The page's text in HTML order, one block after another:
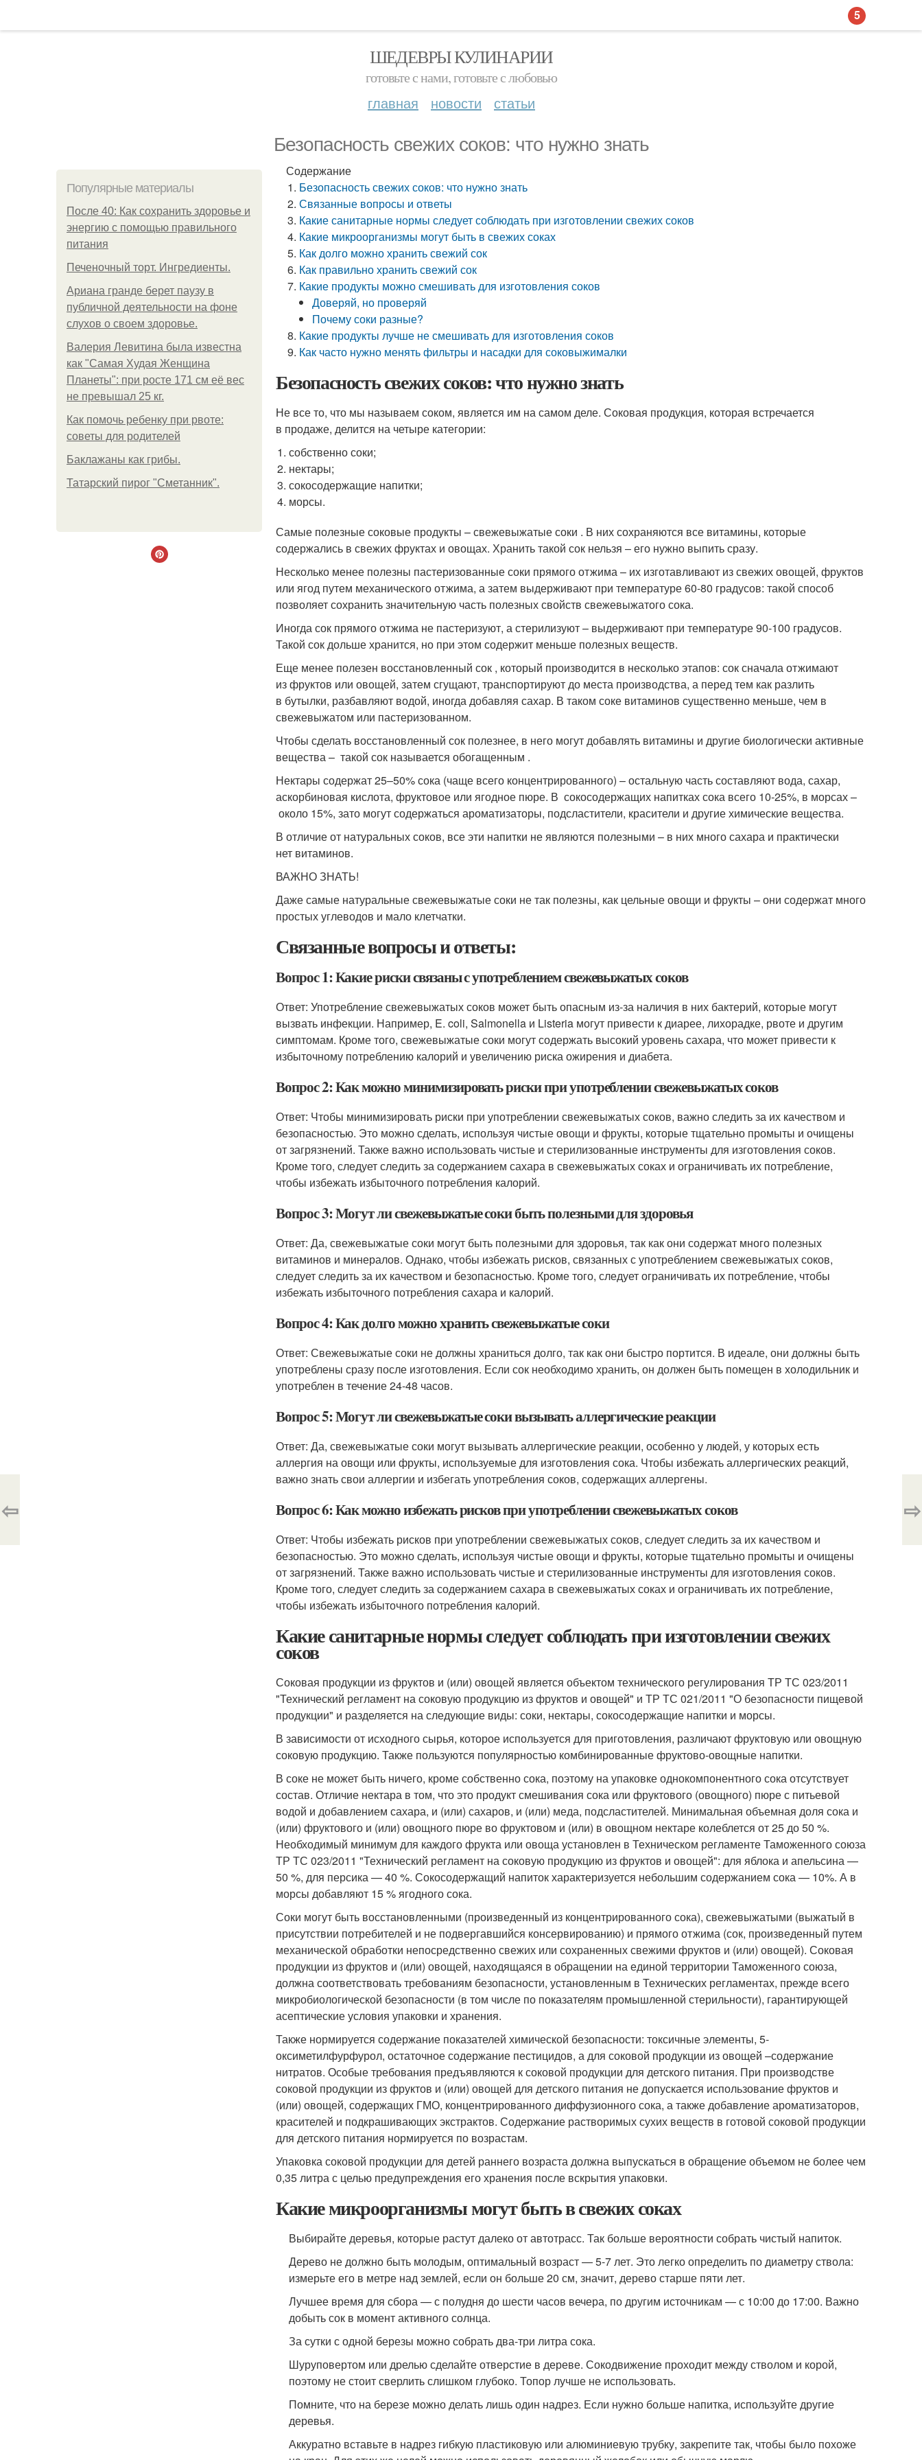
ШЕДЕВРЫ КУЛИНАРИИ
готовьте с нами, готовьте с любовью
главная новости статьи
Безопасность свежих соков: что нужно знать
Популярные материалы
После 40: Как сохранить здоровье и
энергию с помощью правильного
питания
Печеночный торт. Ингредиенты.
Ариана гранде берет паузу в
публичной деятельности на фоне
слухов о своем здоровье.
Валерия Левитина была известна
как "Самая Худая Женщина
Планеты": при росте 171 см её вес
не превышал 25 кг.
Как помочь ребенку при рвоте:
советы для родителей
Баклажаны как грибы.
Татарский пирог "Сметанник".
Содержание
Безопасность свежих соков: что нужно знать
Связанные вопросы и ответы
Какие санитарные нормы следует соблюдать при изготовлении свежих соков
Какие микроорганизмы могут быть в свежих соках
Как долго можно хранить свежий сок
Как правильно хранить свежий сок
Какие продукты можно смешивать для изготовления соков
Доверяй, но проверяй
Почему соки разные?
Какие продукты лучше не смешивать для изготовления соков
Как часто нужно менять фильтры и насадки для соковыжималки
Безопасность свежих соков: что нужно знать
Не все то, что мы называем соком, является им на самом деле. Соковая продукция, которая встречается
в продаже, делится на четыре категории:
собственно соки;
нектары;
сокосодержащие напитки;
морсы.
Самые полезные соковые продукты – свежевыжатые соки . В них сохраняются все витамины, которые
содержались в свежих фруктах и овощах. Хранить такой сок нельзя – его нужно выпить сразу.
Несколько менее полезны пастеризованные соки прямого отжима – их изготавливают из свежих овощей, фруктов
или ягод путем механического отжима, а затем выдерживают при температуре 60-80 градусов: такой способ
позволяет сохранить значительную часть полезных свойств свежевыжатого сока.
Иногда сок прямого отжима не пастеризуют, а стерилизуют – выдерживают при температуре 90-100 градусов.
Такой сок дольше хранится, но при этом содержит меньше полезных веществ.
Еще менее полезен восстановленный сок , который производится в несколько этапов: сок сначала отжимают
из фруктов или овощей, затем сгущают, транспортируют до места производства, а перед тем как разлить
в бутылки, разбавляют водой, иногда добавляя сахар. В таком соке витаминов существенно меньше, чем в
свежевыжатом или пастеризованном.
Чтобы сделать восстановленный сок полезнее, в него могут добавлять витамины и другие биологически активные
вещества – такой сок называется обогащенным .
Нектары содержат 25–50% сока (чаще всего концентрированного) – остальную часть составляют вода, сахар,
аскорбиновая кислота, фруктовое или ягодное пюре. В сокосодержащих напитках сока всего 10-25%, в морсах –
около 15%, зато могут содержаться ароматизаторы, подсластители, красители и другие химические вещества.
В отличие от натуральных соков, все эти напитки не являются полезными – в них много сахара и практически
нет витаминов.
ВАЖНО ЗНАТЬ!
Даже самые натуральные свежевыжатые соки не так полезны, как цельные овощи и фрукты – они содержат много
простых углеводов и мало клетчатки.
Связанные вопросы и ответы:
Вопрос 1: Какие риски связаны с употреблением свежевыжатых соков
Ответ: Употребление свежевыжатых соков может быть опасным из-за наличия в них бактерий, которые могут
вызвать инфекции. Например, E. coli, Salmonella и Listeria могут привести к диарее, лихорадке, рвоте и другим
симптомам. Кроме того, свежевыжатые соки могут содержать высокий уровень сахара, что может привести к
избыточному потреблению калорий и увеличению риска ожирения и диабета.
Вопрос 2: Как можно минимизировать риски при употреблении свежевыжатых соков
Ответ: Чтобы минимизировать риски при употреблении свежевыжатых соков, важно следить за их качеством и
безопасностью. Это можно сделать, используя чистые овощи и фрукты, которые тщательно промыты и очищены
от загрязнений. Также важно использовать чистые и стерилизованные инструменты для изготовления соков.
Кроме того, следует следить за содержанием сахара в свежевыжатых соках и ограничивать их потребление,
чтобы избежать избыточного потребления калорий.
Вопрос 3: Могут ли свежевыжатые соки быть полезными для здоровья
Ответ: Да, свежевыжатые соки могут быть полезными для здоровья, так как они содержат много полезных
витаминов и минералов. Однако, чтобы избежать рисков, связанных с употреблением свежевыжатых соков,
следует следить за их качеством и безопасностью. Кроме того, следует ограничивать их потребление, чтобы
избежать избыточного потребления сахара и калорий.
Вопрос 4: Как долго можно хранить свежевыжатые соки
Ответ: Свежевыжатые соки не должны храниться долго, так как они быстро портится. В идеале, они должны быть
употреблены сразу после изготовления. Если сок необходимо хранить, он должен быть помещен в холодильник и
употреблен в течение 24-48 часов.
Вопрос 5: Могут ли свежевыжатые соки вызывать аллергические реакции
Ответ: Да, свежевыжатые соки могут вызывать аллергические реакции, особенно у людей, у которых есть
аллергия на овощи или фрукты, используемые для изготовления сока. Чтобы избежать аллергических реакций,
важно знать свои аллергии и избегать употребления соков, содержащих аллергены.
Вопрос 6: Как можно избежать рисков при употреблении свежевыжатых соков
Ответ: Чтобы избежать рисков при употреблении свежевыжатых соков, следует следить за их качеством и
безопасностью. Это можно сделать, используя чистые овощи и фрукты, которые тщательно промыты и очищены
от загрязнений. Также важно использовать чистые и стерилизованные инструменты для изготовления соков.
Кроме того, следует следить за содержанием сахара в свежевыжатых соках и ограничивать их потребление,
чтобы избежать избыточного потребления калорий.
Какие санитарные нормы следует соблюдать при изготовлении свежих
соков
Соковая продукции из фруктов и (или) овощей является объектом технического регулирования ТР ТС 023/2011
"Технический регламент на соковую продукцию из фруктов и овощей" и ТР ТС 021/2011 "О безопасности пищевой
продукции" и разделяется на следующие виды: соки, нектары, сокосодержащие напитки и морсы.
В зависимости от исходного сырья, которое используется для приготовления, различают фруктовую или овощную
соковую продукцию. Также пользуются популярностью комбинированные фруктово-овощные напитки.
В соке не может быть ничего, кроме собственно сока, поэтому на упаковке однокомпонентного сока отсутствует
состав. Отличие нектара в том, что это продукт смешивания сока или фруктового (овощного) пюре с питьевой
водой и добавлением сахара, и (или) сахаров, и (или) меда, подсластителей. Минимальная объемная доля сока и
(или) фруктового и (или) овощного пюре во фруктовом и (или) в овощном нектаре колеблется от 25 до 50 %.
Необходимый минимум для каждого фрукта или овоща установлен в Техническом регламенте Таможенного союза
ТР ТС 023/2011 "Технический регламент на соковую продукцию из фруктов и овощей": для яблока и апельсина —
50 %, для персика — 40 %. Сокосодержащий напиток характеризуется небольшим содержанием сока — 10%. А в
морсы добавляют 15 % ягодного сока.
Соки могут быть восстановленными (произведенный из концентрированного сока), свежевыжатыми (выжатый в
присутствии потребителей и не подвергавшийся консервированию) и прямого отжима (сок, произведенный путем
механической обработки непосредственно свежих или сохраненных свежими фруктов и (или) овощей). Соковая
продукции из фруктов и (или) овощей, находящаяся в обращении на единой территории Таможенного союза,
должна соответствовать требованиям безопасности, установленным в Технических регламентах, прежде всего
микробиологической безопасности (в том числе по показателям промышленной стерильности), гарантирующей
асептические условия упаковки и хранения.
Также нормируется содержание показателей химической безопасности: токсичные элементы, 5-
оксиметилфурфурол, остаточное содержание пестицидов, а для соковой продукции из овощей –содержание
нитратов. Особые требования предъявляются к соковой продукции для детского питания. При производстве
соковой продукции из фруктов и (или) овощей для детского питания не допускается использование фруктов и
(или) овощей, содержащих ГМО, концентрированного диффузионного сока, а также добавление ароматизаторов,
красителей и подкрашивающих экстрактов. Содержание растворимых сухих веществ в готовой соковой продукции
для детского питания нормируется по возрастам.
Упаковка соковой продукции для детей раннего возраста должна выпускаться в обращение объемом не более чем
0,35 литра с целью предупреждения его хранения после вскрытия упаковки.
Какие микроорганизмы могут быть в свежих соках
Выбирайте деревья, которые растут далеко от автотрасс. Так больше вероятности собрать чистый напиток.
Дерево не должно быть молодым, оптимальный возраст — 5-7 лет. Это легко определить по диаметру ствола:
измерьте его в метре над землей, если он больше 20 см, значит, дерево старше пяти лет.
Лучшее время для сбора — с полудня до шести часов вечера, по другим источникам — с 10:00 до 17:00. Важно
добыть сок в момент активного солнца.
За сутки с одной березы можно собрать два-три литра сока.
Шуруповертом или дрелью сделайте отверстие в дереве. Сокодвижение проходит между стволом и корой,
поэтому не стоит сверлить слишком глубоко. Топор лучше не использовать.
Помните, что на березе можно делать лишь один надрез. Если нужно больше напитка, используйте другие
деревья.
Аккуратно вставьте в надрез гибкую пластиковую или алюминиевую трубку, закрепите так, чтобы было похоже
⇦ ⇨
5